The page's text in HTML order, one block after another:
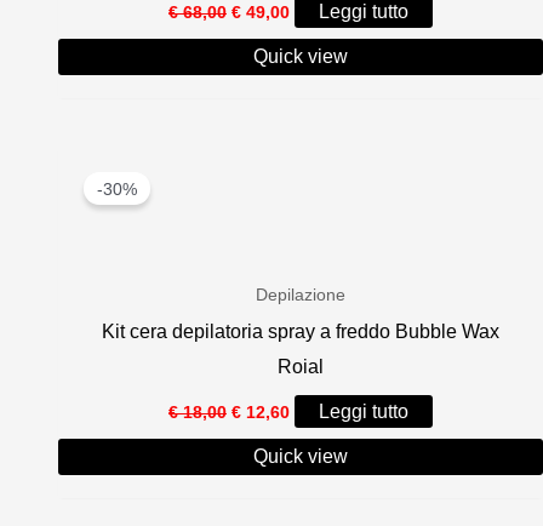
€68,00
prezzo
originale
era:
€ 49,00
prezzo
attuale
è:
Leggi tutto
Quick view
-30%
Depilazione
Kit cera depilatoria spray a freddo Bubble Wax
Roial
€18,00 Il
prezzo
originale
era:
€ 12,60 Il
prezzo
attuale
è:
Leggi tutto
Quick view